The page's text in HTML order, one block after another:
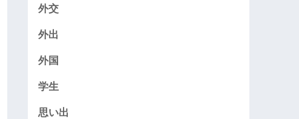
外交
外出
外国
学生
思い出